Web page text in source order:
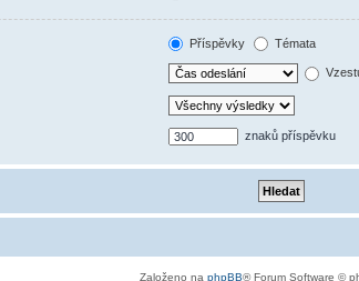
Příspěvky Témata
znaků příspěvku
Založeno na phpBB® Forum Software ©